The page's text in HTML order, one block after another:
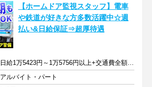
【ホームドア監視スタッフ】電車
や鉄道が好きな方多数活躍中☆週
払い&日給保証⇒超厚待遇
日給1万5423円～1万5756円以上+交通費全額支給
アルバイト・パート